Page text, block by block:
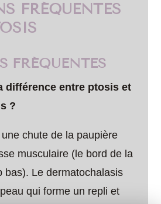
FRÉQUENTES
FRÉQUENTES
différence entre ptosis et
?
chute de la paupière
musculaire (le bord de la
bas). Le dermatochalasis
qui forme un repli et